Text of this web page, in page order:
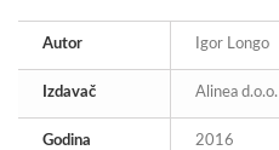
Autor Igor Longo
Izdavač Alinea d.o.o.
Godina 2016